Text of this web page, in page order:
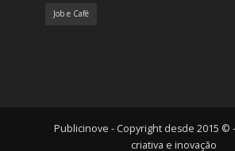
Job e Café
Publicinove - Copyright desde 2015 ©
criativa e inovação